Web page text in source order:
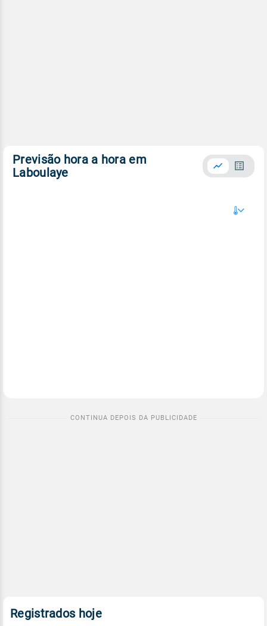
Previsão hora a hora em
Laboulaye
Registrados hoje